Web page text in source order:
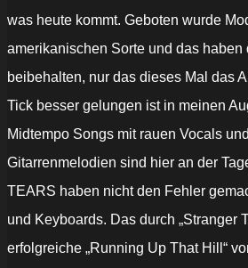
was heute kommt. Geboten wurde
amerikanischen Sorte und das haben
beibehalten, nur das dieses Mal das
Tick besser gelungen ist in meinen
Midtempo Songs mit rauen Vocals
Gitarrenmelodien sind hier an der
TEARS haben nicht den Fehler
und Keyboards. Das durch „Stranger
erfolgreiche „Running Up That Hill“